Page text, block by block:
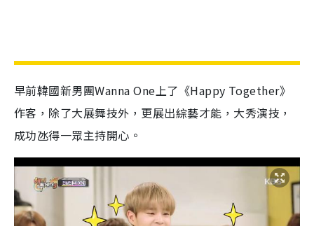
早前韓國新男團Wanna One上了《Happy Together》
作客，除了大展舞技外，更展出綜藝才能，大秀演技，
成功氹得一眾主持開心。